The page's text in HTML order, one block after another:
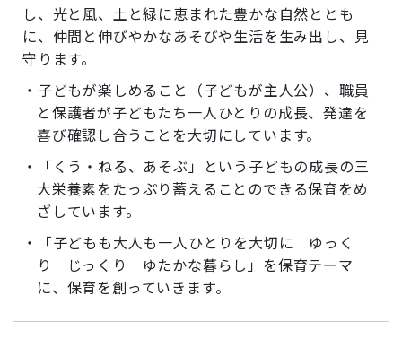
し、光と風、土と緑に恵まれた豊かな自然ととも
に、仲間と伸びやかなあそびや生活を生み出し、見
守ります。
・子どもが楽しめること（子どもが主人公）、職員
と保護者が子どもたち一人ひとりの成長、発達を
喜び確認し合うことを大切にしています。
・「くう・ねる、あそぶ」という子どもの成長の三
大栄養素をたっぷり蓄えることのできる保育をめ
ざしています。
・「子どもも大人も一人ひとりを大切に ゆっく
り じっくり ゆたかな暮らし」を保育テーマ
に、保育を創っていきます。